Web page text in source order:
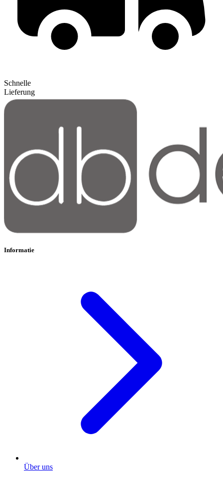
Schnelle
Lieferung
Informatie
Über uns